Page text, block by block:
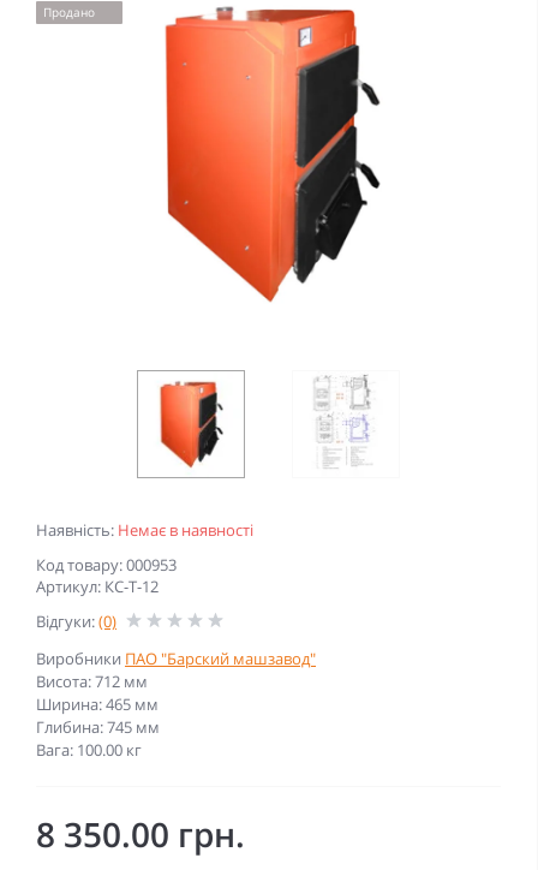
Наявність: Немає в наявності
Код товару: 000953
Артикул: КС-Т-12
Відгуки:(0)
Виробники ПАО "Барский машзавод"
Висота: 712 мм
Ширина: 465 мм
Глибина: 745 мм
Вага: 100.00 кг
Продано
8 350.00 грн.